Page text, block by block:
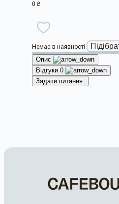
0 ₴
Немає в наявності
Опис
Відгуки 0
Задати питання